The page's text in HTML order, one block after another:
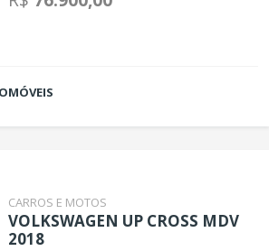
CARROS E MOTOS
VOLKSWAGEN UP CROSS MDV
2018